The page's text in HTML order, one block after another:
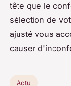
tête que le
sélection de
ajusté vous
causer
Actu